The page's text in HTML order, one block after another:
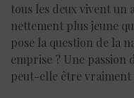
tous les deux vivent
nettement plus jeune
pose la question de la
emprise ? Une passion
peut-elle être vraiment